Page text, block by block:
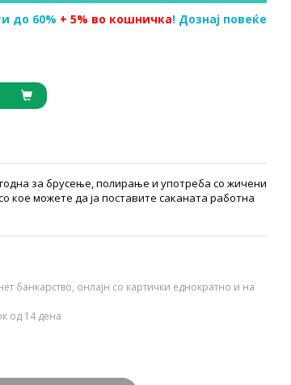
до 60% + 5% во кошничка! Дознај повеќе
за брусење, полирање и употреба со жичени
кое можете да ја поставите саканата работна
банкарство, онлајн со картички еднократно и на
од 14 дена